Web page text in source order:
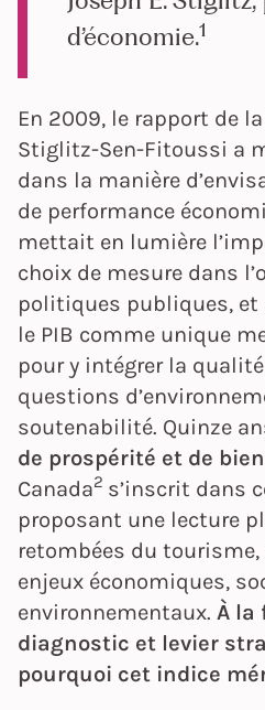
d’économie.1
En 2009, le rapport de
Stiglitz-Sen-Fitoussi a
dans la manière
de performance
mettait en lumière
choix de mesure dans
politiques publiques, et
le PIB comme unique
pour y intégrer la
questions
soutenabilité. Quinze
de prospérité et de
Canada2 s’inscrit dans
proposant une lecture
retombées du tourisme,
enjeux économiques,
environnementaux. À la
diagnostic et levier
pourquoi cet indice